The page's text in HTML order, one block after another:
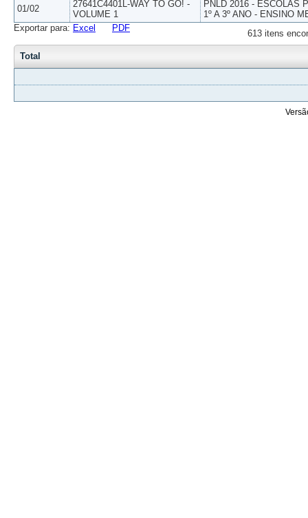
01/02
27641C4401L-WAY TO GO! -
VOLUME 1
PNLD 2016 - ESCOLAS
1º A 3º ANO - ENSINO
613 itens
Exportar para: Excel PDF
Total